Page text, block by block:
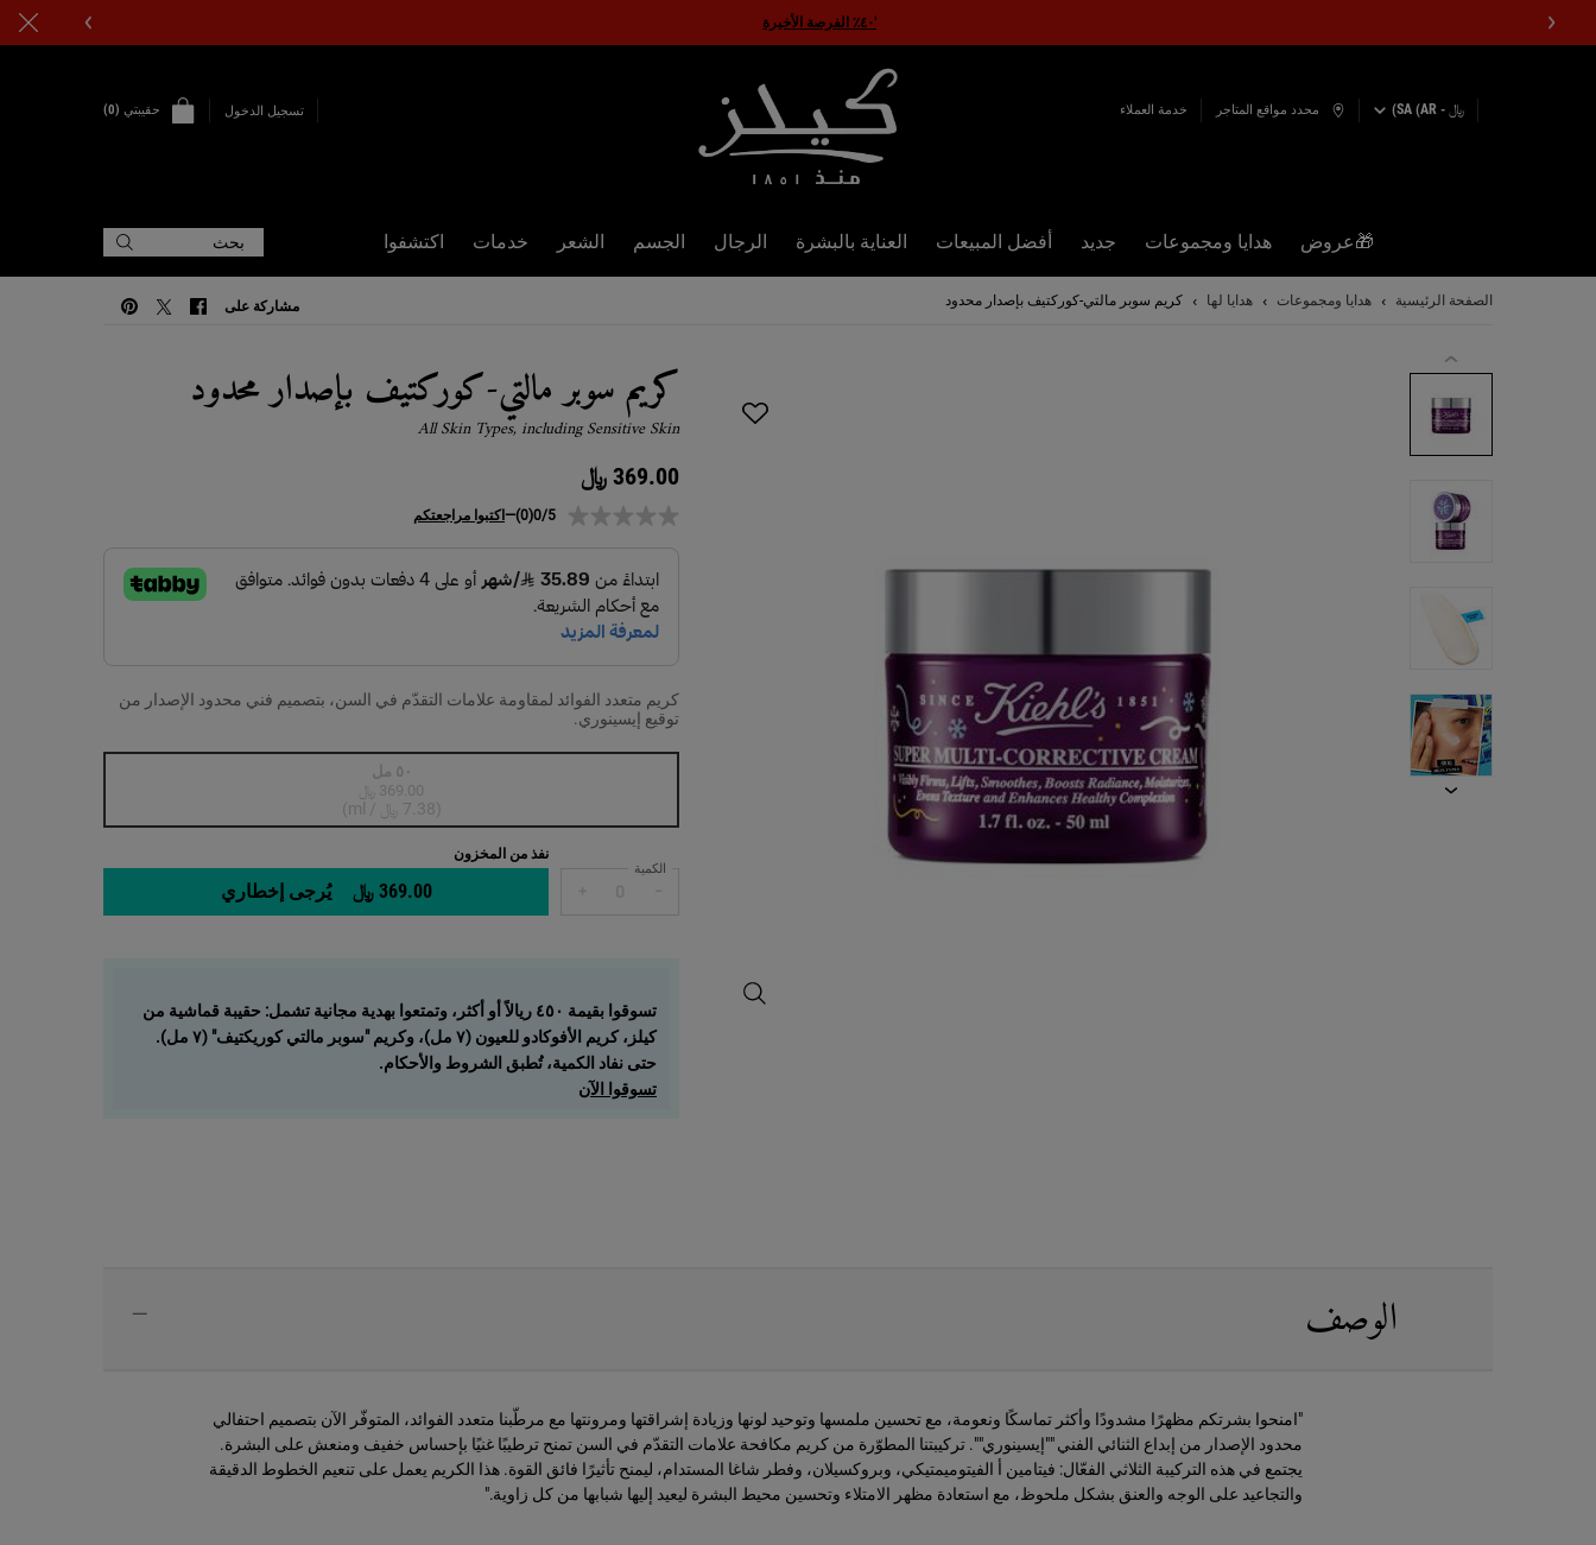
'٤٠٪ الفرصة الأخيرة
﷼ - SA (AR) محدد مواقع المتاجر خدمة العملاء تسجيل الدخول حقيبتي 0
🎁عروض هدايا ومجموعات جديد أفضل المبيعات العناية بالبشرة الرجال الجسم الشعر خدمات اكتشفوا بحث
الصفحة الرئيسية هدايا ومجموعات هدايا لها كريم سوبر مالتي-كوركتيف بإصدار محدود مشاركة على مشاركة على FACEBOOK
مشاركة على TWITTERمشاركة على PINTEREST
كريم سوبر مالتي-كوركتيف بإصدار محدود
All Skin Types, including Sensitive Skin
369.00 ﷼
0/5
(0)
— اكتبوا مراجعتكم
كريم سوبر مالتي-كوركتيف بإصدار محدود - تكبير الصورة
كريم متعدد الفوائد لمقاومة علامات التقدّم في السن، بتصميم فني محدود الإصدار من
توقيع إيسينوري.
Selected
أنواع المنتج غير متوفرة في المخزون، {0}
٥٠ مل
369.00 ﷼
(7.38 ﷼ / ml)
, 1 of 1
نفذ من المخزون
الكمية
369.00 ﷼ يُرجى إخطاري
تسوقوا بقيمة ٤٥٠ ريالاً أو أكثر، وتمتعوا بهدية مجانية تشمل: حقيبة قماشية من
كيلز، كريم الأفوكادو للعيون (٧ مل)، وكريم "سوبر مالتي كوريكتيف" (٧ مل).
حتى نفاد الكمية، تُطبق الشروط والأحكام.
تسوقوا الآن
الوصف
"امنحوا بشرتكم مظهرًا مشدودًا وأكثر تماسكًا ونعومة، مع تحسين ملمسها وتوحيد لونها وزيادة إشراقتها ومرونتها مع مرطّبنا متعدد الفوائد، المتوفّر الآن بتصميم احتفالي
محدود الإصدار من إبداع الثنائي الفني ""إيسينوري"". تركيبتنا المطوّرة من كريم مكافحة علامات التقدّم في السن تمنح ترطيبًا غنيًا بإحساس خفيف ومنعش على البشرة.
يجتمع في هذه التركيبة الثلاثي الفعّال: فيتامين أ الفيتوميمتيكي، وبروكسيلان، وفطر شاغا المستدام، ليمنح تأثيرًا فائق القوة. هذا الكريم يعمل على تنعيم الخطوط الدقيقة
والتجاعيد على الوجه والعنق بشكل ملحوظ، مع استعادة مظهر الامتلاء وتحسين محيط البشرة ليعيد إليها شبابها من كل زاوية."